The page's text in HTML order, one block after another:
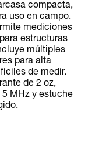
compacta,
uso en campo.
mediciones
estructuras
múltiples
para alta
de medir.
de 2 oz,
5 MHz y estuche